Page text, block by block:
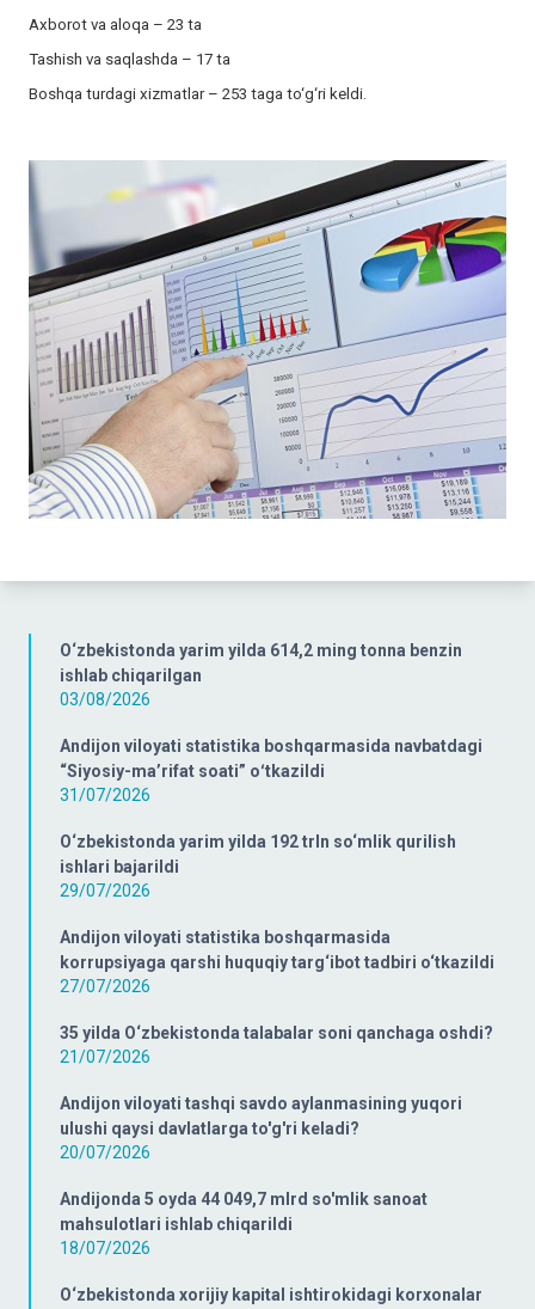
O‘zbekistonda yarim yilda 614,2 ming tonna benzin
ishlab chiqarilgan
03/08/2026
Andijon viloyati statistika boshqarmasida navbatdagi
“Siyosiy-ma’rifat soati” oʻtkazildi
31/07/2026
O‘zbekistonda yarim yilda 192 trln so‘mlik qurilish
ishlari bajarildi
29/07/2026
Andijon viloyati statistika boshqarmasida
korrupsiyaga qarshi huquqiy targ‘ibot tadbiri o‘tkazildi
27/07/2026
35 yilda O‘zbekistonda talabalar soni qanchaga oshdi?
21/07/2026
Andijon viloyati tashqi savdo aylanmasining yuqori
ulushi qaysi davlatlarga to'g'ri keladi?
20/07/2026
Andijonda 5 oyda 44 049,7 mlrd so'mlik sanoat
mahsulotlari ishlab chiqarildi
18/07/2026
O‘zbekistonda xorijiy kapital ishtirokidagi korxonalar
Axborot va aloqa – 23 ta
Tashish va saqlashda – 17 ta
Boshqa turdagi xizmatlar – 253 taga to‘g‘ri keldi.